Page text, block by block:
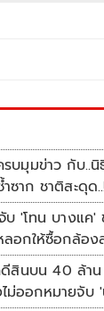
บมุมข่าว กับ..นิ
ซาก ชาติสะดุด
บ 'โทน บางแค'
ลอกให้ซื้อกล้อง
ดีสินบน 40 ล้า
ม่ออกหมายจับ